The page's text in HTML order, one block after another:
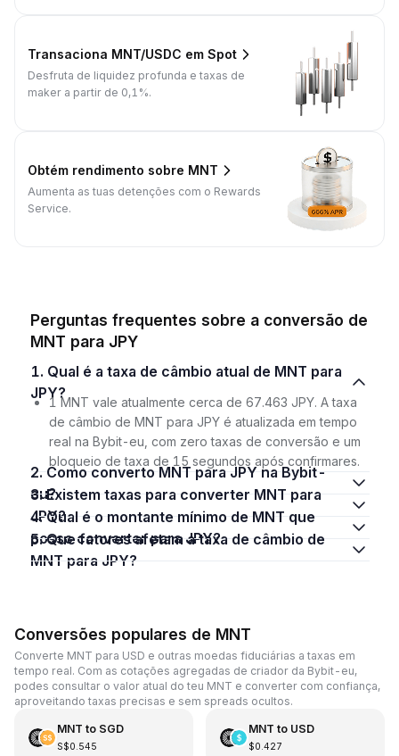
Transaciona MNT/USDC em Spot
Desfruta de liquidez profunda e taxas de
maker a partir de 0,1%.
Obtém rendimento sobre MNT
Aumenta as tuas detenções com o Rewards
Service.
Perguntas frequentes sobre a conversão de
MNT para JPY
1. Qual é a taxa de câmbio atual de MNT para
JPY?
1 MNT vale atualmente cerca de 67.463 JPY. A taxa
de câmbio de MNT para JPY é atualizada em tempo
real na Bybit-eu, com zero taxas de conversão e um
bloqueio de taxa de 15 segundos após confirmares.
2. Como converto MNT para JPY na Bybit-
eu?
3. Existem taxas para converter MNT para
JPY?
4. Qual é o montante mínimo de MNT que
posso converter para JPY?
5. Que fatores afetam a taxa de câmbio de
MNT para JPY?
Conversões populares de MNT
Converte MNT para USD e outras moedas fiduciárias a taxas em
tempo real. Com as cotações agregadas de criador da Bybit-eu,
podes consultar o valor atual do teu MNT e converter com confiança,
aproveitando taxas precisas e sem spreads ocultos.
MNT to SGD
S$0.545
MNT to USD
$0.427